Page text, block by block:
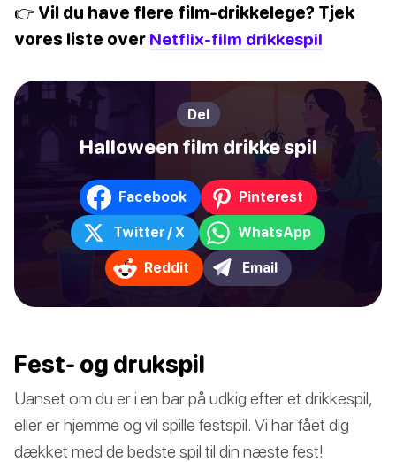
👉 Vil du have flere film-drikkelege? Tjek
vores liste over Netflix-film drikkespil
Del
Halloween film drikke spil
Facebook Pinterest
Twitter / X WhatsApp
Reddit Email
Fest- og drukspil
Uanset om du er i en bar på udkig efter et drikkespil,
eller er hjemme og vil spille festspil. Vi har fået dig
dækket med de bedste spil til din næste fest!